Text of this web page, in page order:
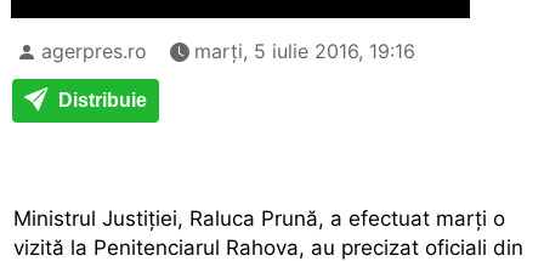
agerpres.ro marți, 5 iulie 2016, 19:16
Distribuie
Ministrul Justiției, Raluca Prună, a efectuat marți o
vizită la Penitenciarul Rahova, au precizat oficiali din